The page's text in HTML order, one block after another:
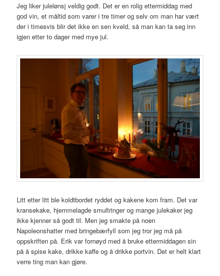
Jeg liker julelønsj veldig godt. Det er en rolig ettermiddag med
god vin, et måltid som varer i tre timer og selv om man har vært
der i timesvis blir det ikke en sen kveld, så man kan ta seg inn
igjen etter to dager med mye jul.
Litt etter litt ble koldtbordet ryddet og kakene kom fram. Det var
kransekake, hjemmelagde smultringer og mange julekaker jeg
ikke kjenner så godt til. Men jeg smakte på noen
Napoleonshatter med bringebærfyll som jeg tror jeg må på
oppskriften på. Erik var fornøyd med å bruke ettermiddagen sin
på å spise kake, drikke kaffe og å drikke portvin. Det er helt klart
verre ting man kan gjøre.